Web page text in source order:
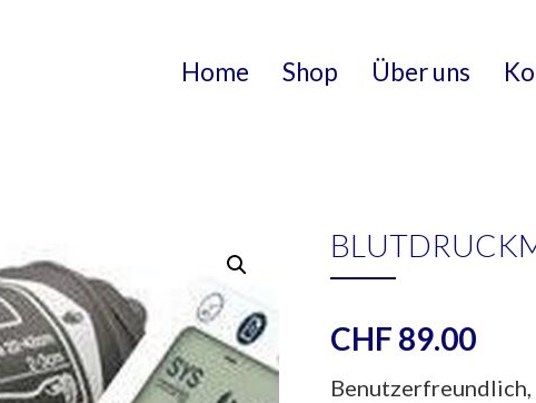
Home Shop Über uns
CHF 89.00
Benutzerfreundlich,